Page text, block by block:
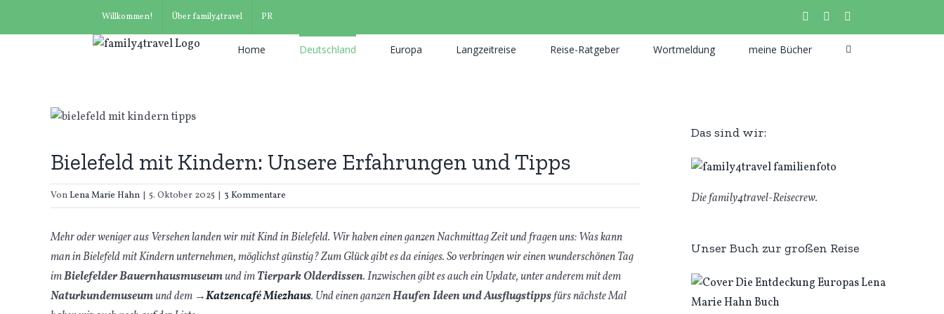
Willkommen! Über family4travel PR instagramfacebook
Home Deutschland Europa Langzeitreise Reise-Ratgeber Wortmeldung meine Bücher
Bielefeld mit Kindern: Unsere Erfahrungen und Tipps
VonLena Marie Hahn | 5. Oktober 2025 | 3 Kommentare
Mehr oder weniger aus Versehen landen wir mit Kind in Bielefeld. Wir haben einen ganzen Nachmittag Zeit und fragen uns: Was kann
man in Bielefeld mit Kindern unternehmen, möglichst günstig? Zum Glück gibt es da einiges. So verbringen wir einen wunderschönen Tag
imBielefelder Bauernhausmuseumund imTierpark Olderdissen. Inzwischen gibt es auch ein Update, unter anderem mit dem
Naturkundemuseumund dem →Katzencafé Miezhaus. Und einen ganzenHaufen Ideen und Ausflugstippsfürs nächste Mal
Das sind wir:
Die family4travel-Reisecrew.
Unser Buch zur großen Reise